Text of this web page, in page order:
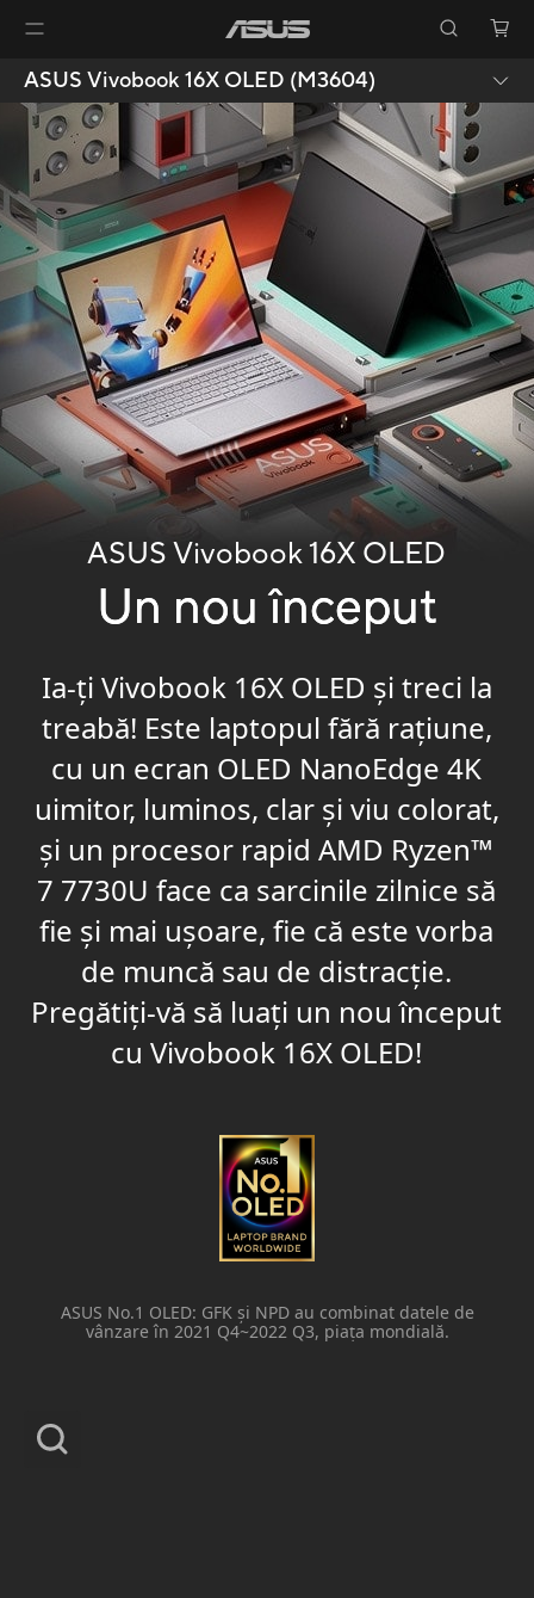
ASUS Vivobook 16X OLED (M3604)
ASUS Vivobook 16X OLED
Un nou început
Ia-ți Vivobook 16X OLED și treci la
treabă! Este laptopul fără rațiune,
cu un ecran OLED NanoEdge 4K
uimitor, luminos, clar și viu colorat,
și un procesor rapid AMD Ryzen™
7 7730U face ca sarcinile zilnice să
fie și mai ușoare, fie că este vorba
de muncă sau de distracție.
Pregătiți-vă să luați un nou început
cu Vivobook 16X OLED!
ASUS No.1 OLED: GFK și NPD au combinat datele de
vânzare în 2021 Q4~2022 Q3, piața mondială.